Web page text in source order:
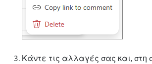
Κάντε τις αλλαγές σας και, στη